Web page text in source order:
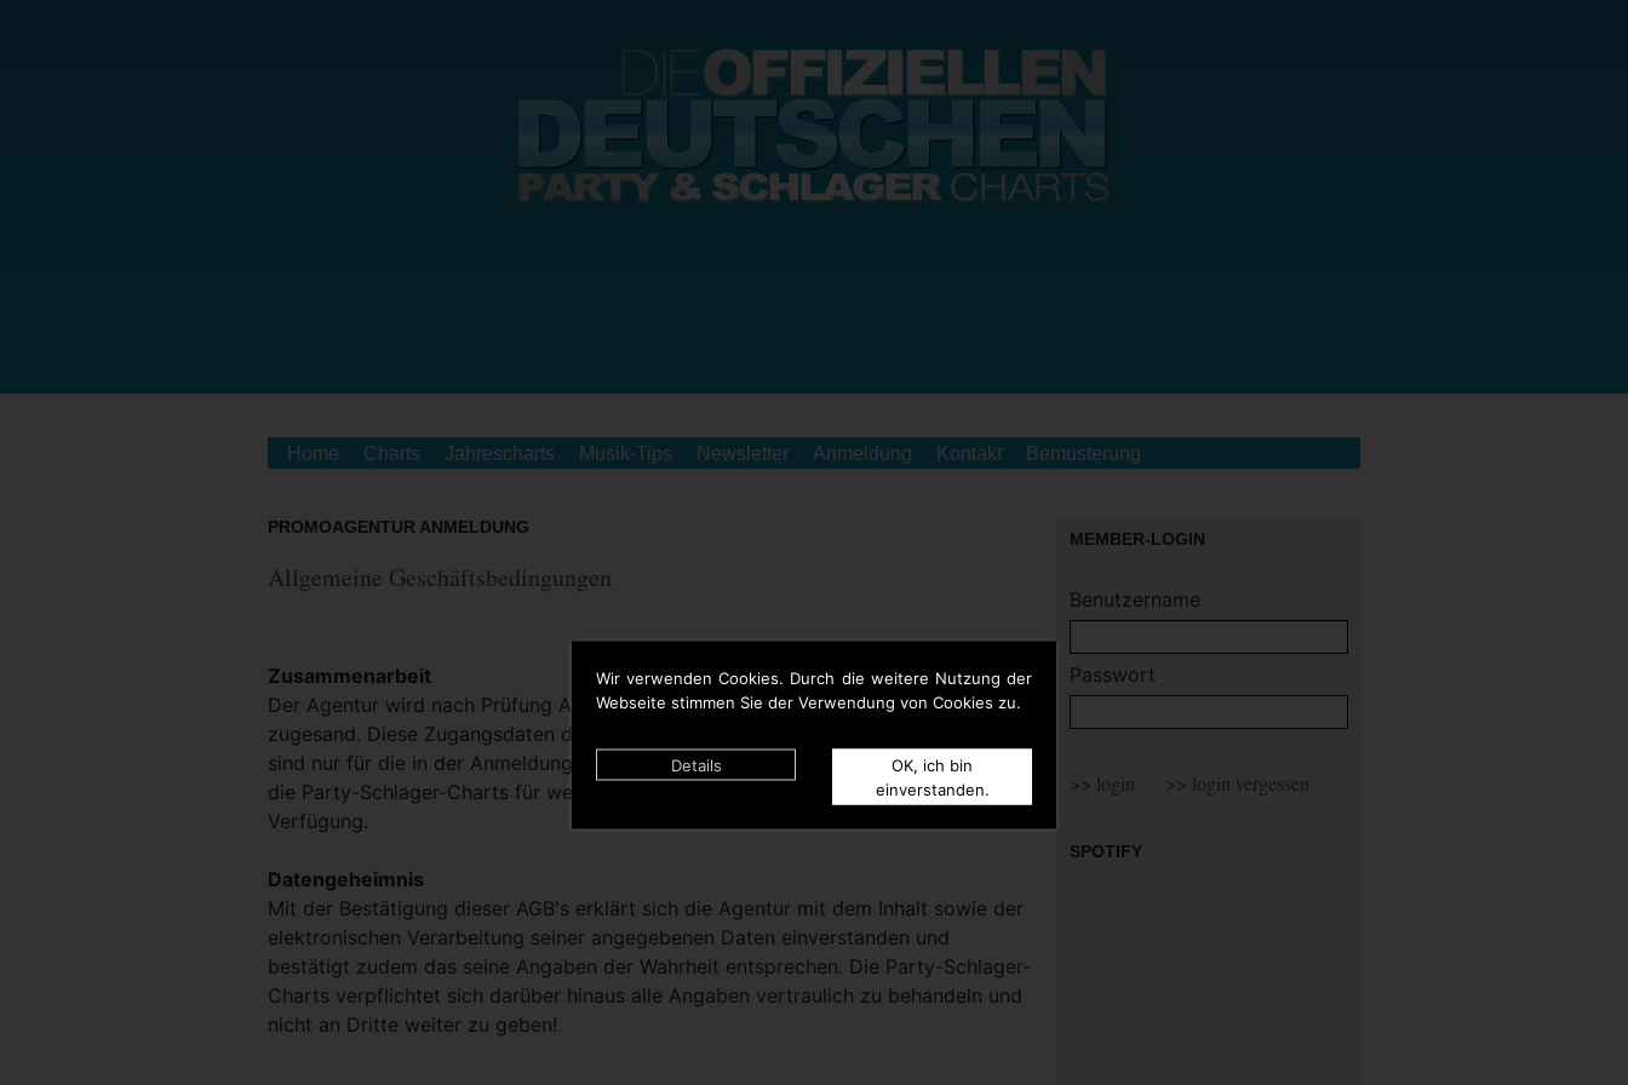
Wir verwenden Cookies. Durch die weitere Nutzung der
Webseite stimmen Sie der Verwendung von Cookies zu.
Details
OK, ich bin
einverstanden.
Home Charts Jahrescharts Musik-Tips Newsletter Anmeldung Kontakt Bemusterung
PROMOAGENTUR ANMELDUNG
Allgemeine Geschäftsbedingungen
Zusammenarbeit
Der Agentur wird nach Prüfung Anmeldedaten die Zugangsdaten per E-Mail
zugesand. Diese Zugangsdaten dürfen an dritte nicht weitergegeben werden und
sind nur für die in der Anmeldung angegebene Person bestimmt. Bei Bedarf stellt
die Party-Schlager-Charts für weitere Agentur-Mitarbeiter Zugangsdaten zu
Verfügung.
Datengeheimnis
Mit der Bestätigung dieser AGB's erklärt sich die Agentur mit dem Inhalt sowie der
elektronischen Verarbeitung seiner angegebenen Daten einverstanden und
bestätigt zudem das seine Angaben der Wahrheit entsprechen. Die Party-Schlager-
Charts verpflichtet sich darüber hinaus alle Angaben vertraulich zu behandeln und
nicht an Dritte weiter zu geben!
MEMBER-LOGIN
Benutzername
Passwort
SPOTIFY